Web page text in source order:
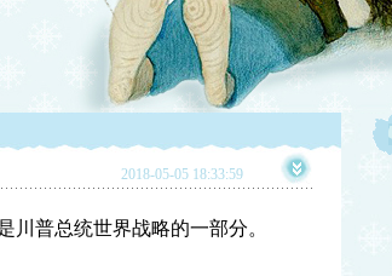
2018-05-05 18:33:59
川普总统世界战略的一部分。